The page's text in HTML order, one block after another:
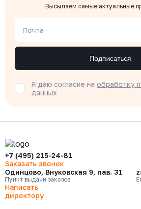
Высылаем самые актуальные
Почта
Подписаться
Я даю согласие на обработку
данных
+7 (495) 215-24-81
Заказать звонок
Одинцово, Внуковская 9, пав. 31
Пункт выдачи заказов
Написать
директору